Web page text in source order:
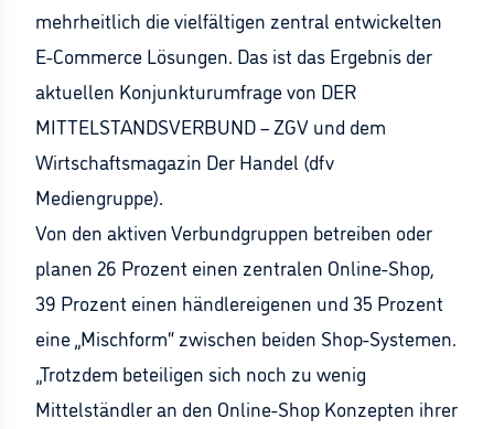
mehrheitlich die vielfältigen zentral entwickelten
E-Commerce Lösungen. Das ist das Ergebnis der
aktuellen Konjunkturumfrage von DER
MITTELSTANDSVERBUND – ZGV und dem
Wirtschaftsmagazin Der Handel (dfv
Mediengruppe).
Von den aktiven Verbundgruppen betreiben oder
planen 26 Prozent einen zentralen Online-Shop,
39 Prozent einen händlereigenen und 35 Prozent
eine „Mischform“ zwischen beiden Shop-Systemen.
„Trotzdem beteiligen sich noch zu wenig
Mittelständler an den Online-Shop Konzepten ihrer